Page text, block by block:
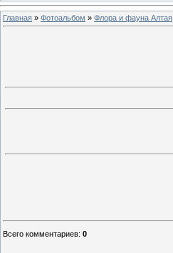
Главная » Фотоальбом » Флора и фауна Алтая
Всего комментариев: 0